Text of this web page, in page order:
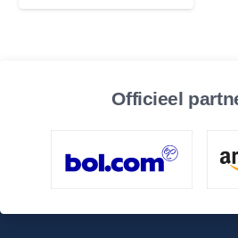
Officieel